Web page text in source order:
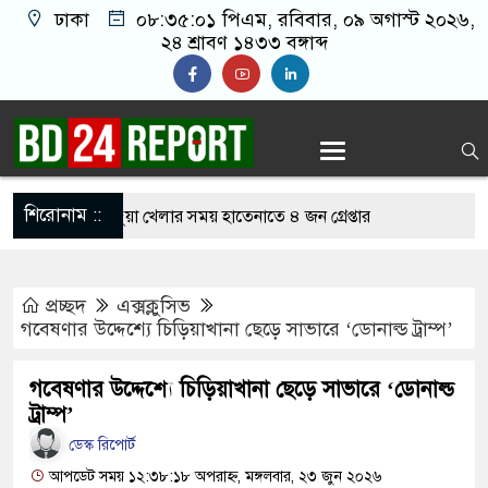
ঢাকা ০৮:৩৫:০১ পিএম, রবিবার, ০৯ অগাস্ট ২০২৬,
২৪ শ্রাবণ ১৪৩৩ বঙ্গাব্দ
শিরোনাম ::
অনলাইন জুয়া খেলার সময় হাতেনাতে ৪ জন গ্রেপ্তার
কভারেজে অমায়িক ব্যবহার পান, জানালেন নারী
প্রচ্ছদ
এক্সক্লুসিভ
গবেষণার উদ্দেশ্যে চিড়িয়াখানা ছেড়ে সাভারে ‘ডোনাল্ড ট্রাম্প’
গবেষণার উদ্দেশ্যে চিড়িয়াখানা ছেড়ে সাভারে ‘ডোনাল্ড
ট্রাম্প’
ডেস্ক রিপোর্ট
আপডেট সময় ১২:৩৮:১৮ অপরাহ্ন, মঙ্গলবার, ২৩ জুন ২০২৬